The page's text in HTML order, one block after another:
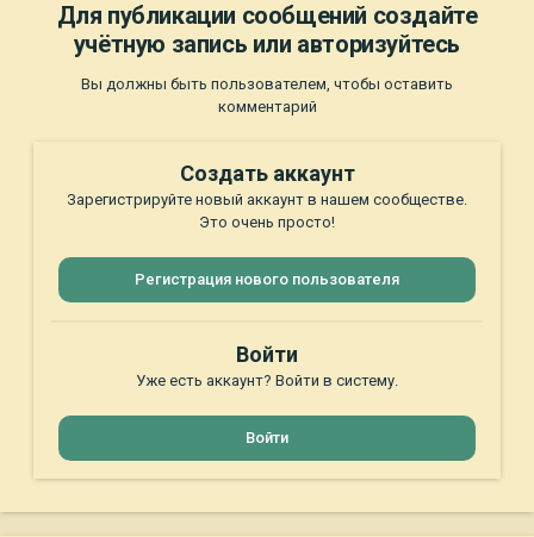
Для публикации сообщений создайте
учётную запись или авторизуйтесь
Вы должны быть пользователем, чтобы оставить
комментарий
Создать аккаунт
Зарегистрируйте новый аккаунт в нашем сообществе.
Это очень просто!
Регистрация нового пользователя
Войти
Уже есть аккаунт? Войти в систему.
Войти